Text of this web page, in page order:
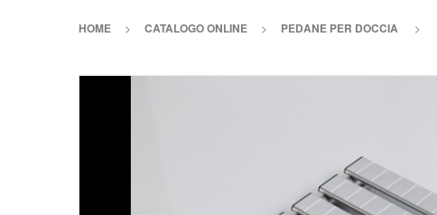
HOME > CATALOGO ONLINE > PEDANE PER DOCCIA >